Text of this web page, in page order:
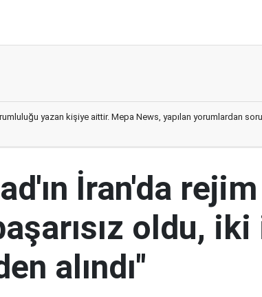
yazan kişiye aittir. Mepa News, yapılan yorumlardan
İran'da
oldu,
alındı"